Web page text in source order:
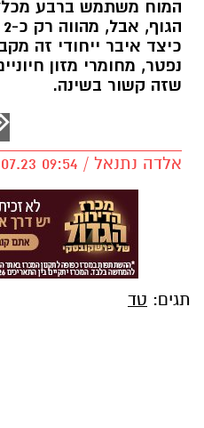
המוח משתמש ברבע
כיצד איבר ייחודי זה
נפטר, מחומרי מזון
שזה קשור בשינה.
אלדה נתנאל / 09:54 24.07.23
תגים: טד